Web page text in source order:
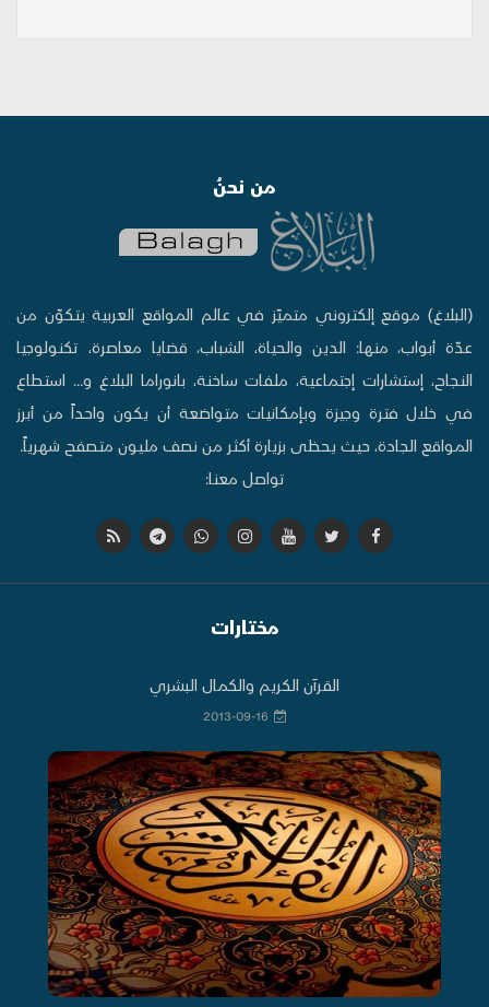
من نحنُ
(البلاغ) موقع إلكتروني متميّز في عالم المواقع العربية يتكوّن من
عدّة أبواب، منها: الدين والحياة، الشباب، قضايا معاصرة، تكنولوجيا
النجاح، إستشارات إجتماعية، ملفات ساخنة، بانوراما البلاغ و... استطاع
في خلال فترة وجيزة وبإمكانيات متواضعة أن يكون واحداً من أبرز
المواقع الجادة، حيث يحظى بزيارة أكثر من نصف مليون متصفح شهرياً.
تواصل معنا:
مختارات
القرآن الكريم والكمال البشري
2013-09-16